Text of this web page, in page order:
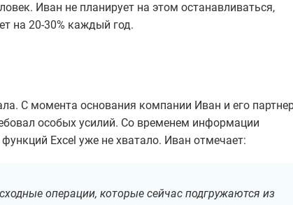
Иван не планирует на этом останавливаться,
на 20-30% каждый год.
С момента основания компании Иван и его
особых усилий. Со временем информации
Excel уже не хватало. Иван отмечает:
операции, которые сейчас подгружаются из